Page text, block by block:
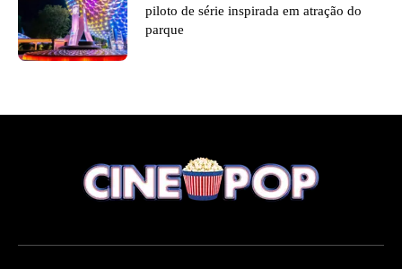
piloto de série inspirada em atração do
parque